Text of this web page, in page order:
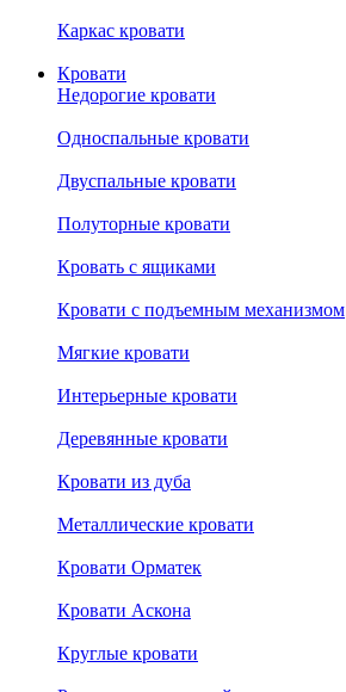
Каркас кровати
Кровати
Недорогие кровати
Односпальные кровати
Двуспальные кровати
Полуторные кровати
Кровать с ящиками
Кровати с подъемным механизмом
Мягкие кровати
Интерьерные кровати
Деревянные кровати
Кровати из дуба
Металлические кровати
Кровати Орматек
Кровати Аскона
Круглые кровати